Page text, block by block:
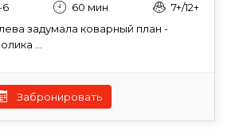
6 60 мин
7+/12+
задумала коварный план -
...
Забронировать